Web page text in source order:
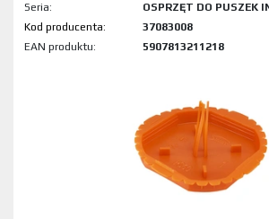
Seria:
OSPRZĘT DO PUSZEK
Kod produktu:
37083008
EAN produktu:
5907813211218